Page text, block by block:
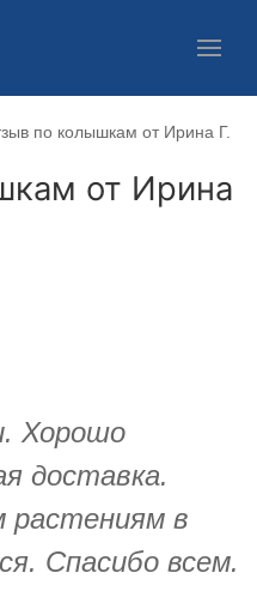
по колышкам от Ирина Г.
от Ирина
Хорошо
доставка.
растениям в
Спасибо всем.